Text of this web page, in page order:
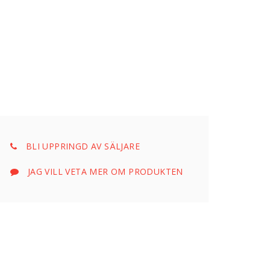
BLI UPPRINGD AV SÄLJARE
JAG VILL VETA MER OM PRODUKTEN